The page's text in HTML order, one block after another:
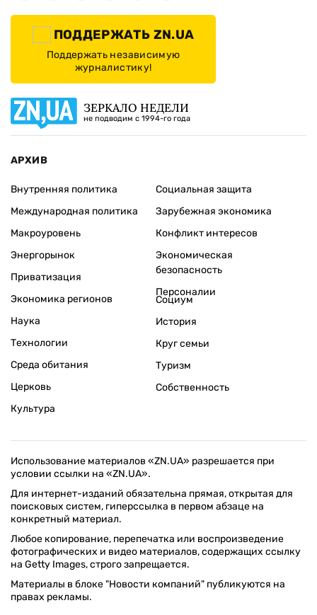
ПОДДЕРЖАТЬ ZN.UA
Поддержать независимую
журналистику!
ЗЕРКАЛО НЕДЕЛИ
не подводим с 1994-го года
АРХИВ
Внутренняя политика
Международная политика
Макроуровень
Энергорынок
Приватизация
Экономика регионов
Социальная защита
Зарубежная экономика
Конфликт интересов
Экономическая
безопасность
Персоналии
Наука
Технологии
Среда обитания
Церковь
Культура
Социум
История
Круг семьи
Туризм
Собственность
Использование материалов «ZN.UA» разрешается при
условии ссылки на «ZN.UA».
Для интернет-изданий обязательна прямая, открытая для
поисковых систем, гиперссылка в первом абзаце на
конкретный материал.
Любое копирование, перепечатка или воспроизведение
фотографических и видео материалов, содержащих ссылку
на Getty Images, строго запрещается.
Материалы в блоке "Новости компаний" публикуются на
правах рекламы.